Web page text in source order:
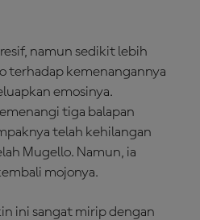
namun sedikit lebih
terhadap kemenangannya
emosinya.
tiga balapan
telah kehilangan
Mugello. Namun, ia
mojonya.
ini sangat mirip dengan